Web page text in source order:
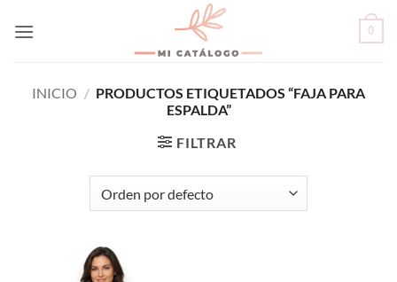
0
INICIO / PRODUCTOS ETIQUETADOS “FAJA PARA
ESPALDA”
FILTRAR